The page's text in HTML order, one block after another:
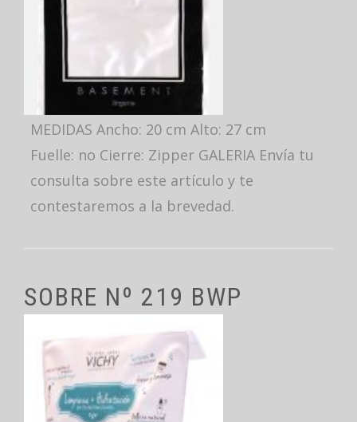
MEDIDAS Ancho: 20 cm Alto: 27 cm
Fuelle: no Cierre: Zipper GALERIA Envía tu
consulta sobre este artículo y te
contestaremos a la brevedad.
SOBRE Nº 219 BWP